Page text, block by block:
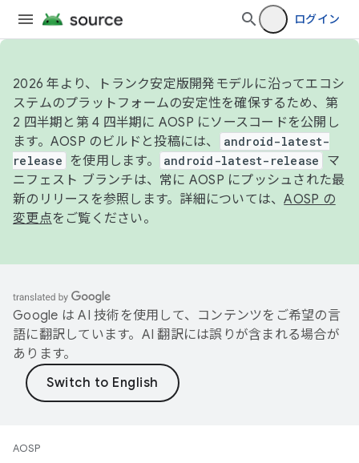
ログイン
2026 年より、トランク安定版開発モデルに沿ってエコシ
ステムのプラットフォームの安定性を確保するため、第
2 四半期と第 4 四半期に AOSP にソースコードを公開し
ます。AOSP のビルドと投稿には、
android-latest-
release
を使用します。 android-latest-release
マ
ニフェスト ブランチは、常に AOSP にプッシュされた最
新のリリースを参照します。詳細については、AOSP の
変更点をご覧ください。
Google は AI 技術を使用して、コンテンツをご希望の言
語に翻訳しています。AI 翻訳には誤りが含まれる場合が
あります。
AOSP